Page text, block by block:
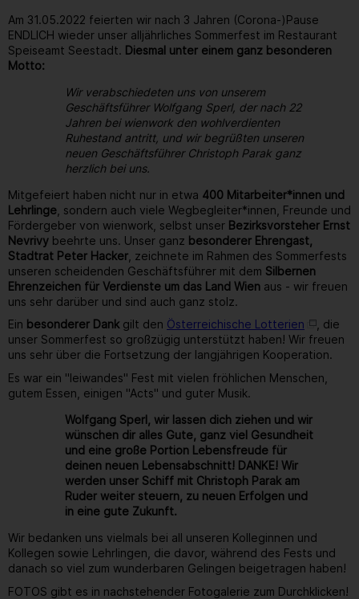
Am 31.05.2022 feierten wir nach 3 Jahren (Corona-)Pause
ENDLICH wieder unser alljährliches Sommerfest im Restaurant
Speiseamt Seestadt. Diesmal unter einem ganz besonderen
Motto:
Wir verabschiedeten uns von unserem
Geschäftsführer Wolfgang Sperl, der nach 22
Jahren bei wienwork den wohlverdienten
Ruhestand antritt, und wir begrüßten unseren
neuen Geschäftsführer Christoph Parak ganz
herzlich bei uns.
Mitgefeiert haben nicht nur in etwa 400 Mitarbeiter*innen und
Lehrlinge , sondern auch viele Wegbegleiter*innen, Freunde und
Fördergeber von wienwork, selbst unser Bezirksvorsteher Ernst
Nevrivy beehrte uns. Unser ganz besonderer Ehrengast,
Stadtrat Peter Hacker , zeichnete im Rahmen des Sommerfests
unseren scheidenden Geschäftsführer mit dem Silbernen
Ehrenzeichen für Verdienste um das Land Wien aus - wir freuen
uns sehr darüber und sind auch ganz stolz.
Ein besonderer Dank gilt den Österreichische Lotterien
, die
unser Sommerfest so großzügig unterstützt haben! Wir freuen
uns sehr über die Fortsetzung der langjährigen Kooperation.
Es war ein "leiwandes" Fest mit vielen fröhlichen Menschen,
gutem Essen, einigen "Acts" und guter Musik.
Wolfgang Sperl, wir lassen dich ziehen und wir
wünschen dir alles Gute, ganz viel Gesundheit
und eine große Portion Lebensfreude für
deinen neuen Lebensabschnitt! DANKE! Wir
werden unser Schiff mit Christoph Parak am
Ruder weiter steuern, zu neuen Erfolgen und
in eine gute Zukunft.
Wir bedanken uns vielmals bei all unseren Kolleginnen und
Kollegen sowie Lehrlingen, die davor, während des Fests und
danach so viel zum wunderbaren Gelingen beigetragen haben!
FOTOS gibt es in nachstehender Fotogalerie zum Durchklicken!